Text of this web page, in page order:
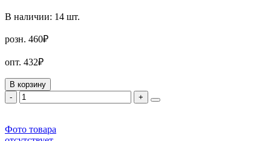
В наличии: 14 шт.
розн. 460₽
опт. 432₽
В корзину
-
+
Фото товара